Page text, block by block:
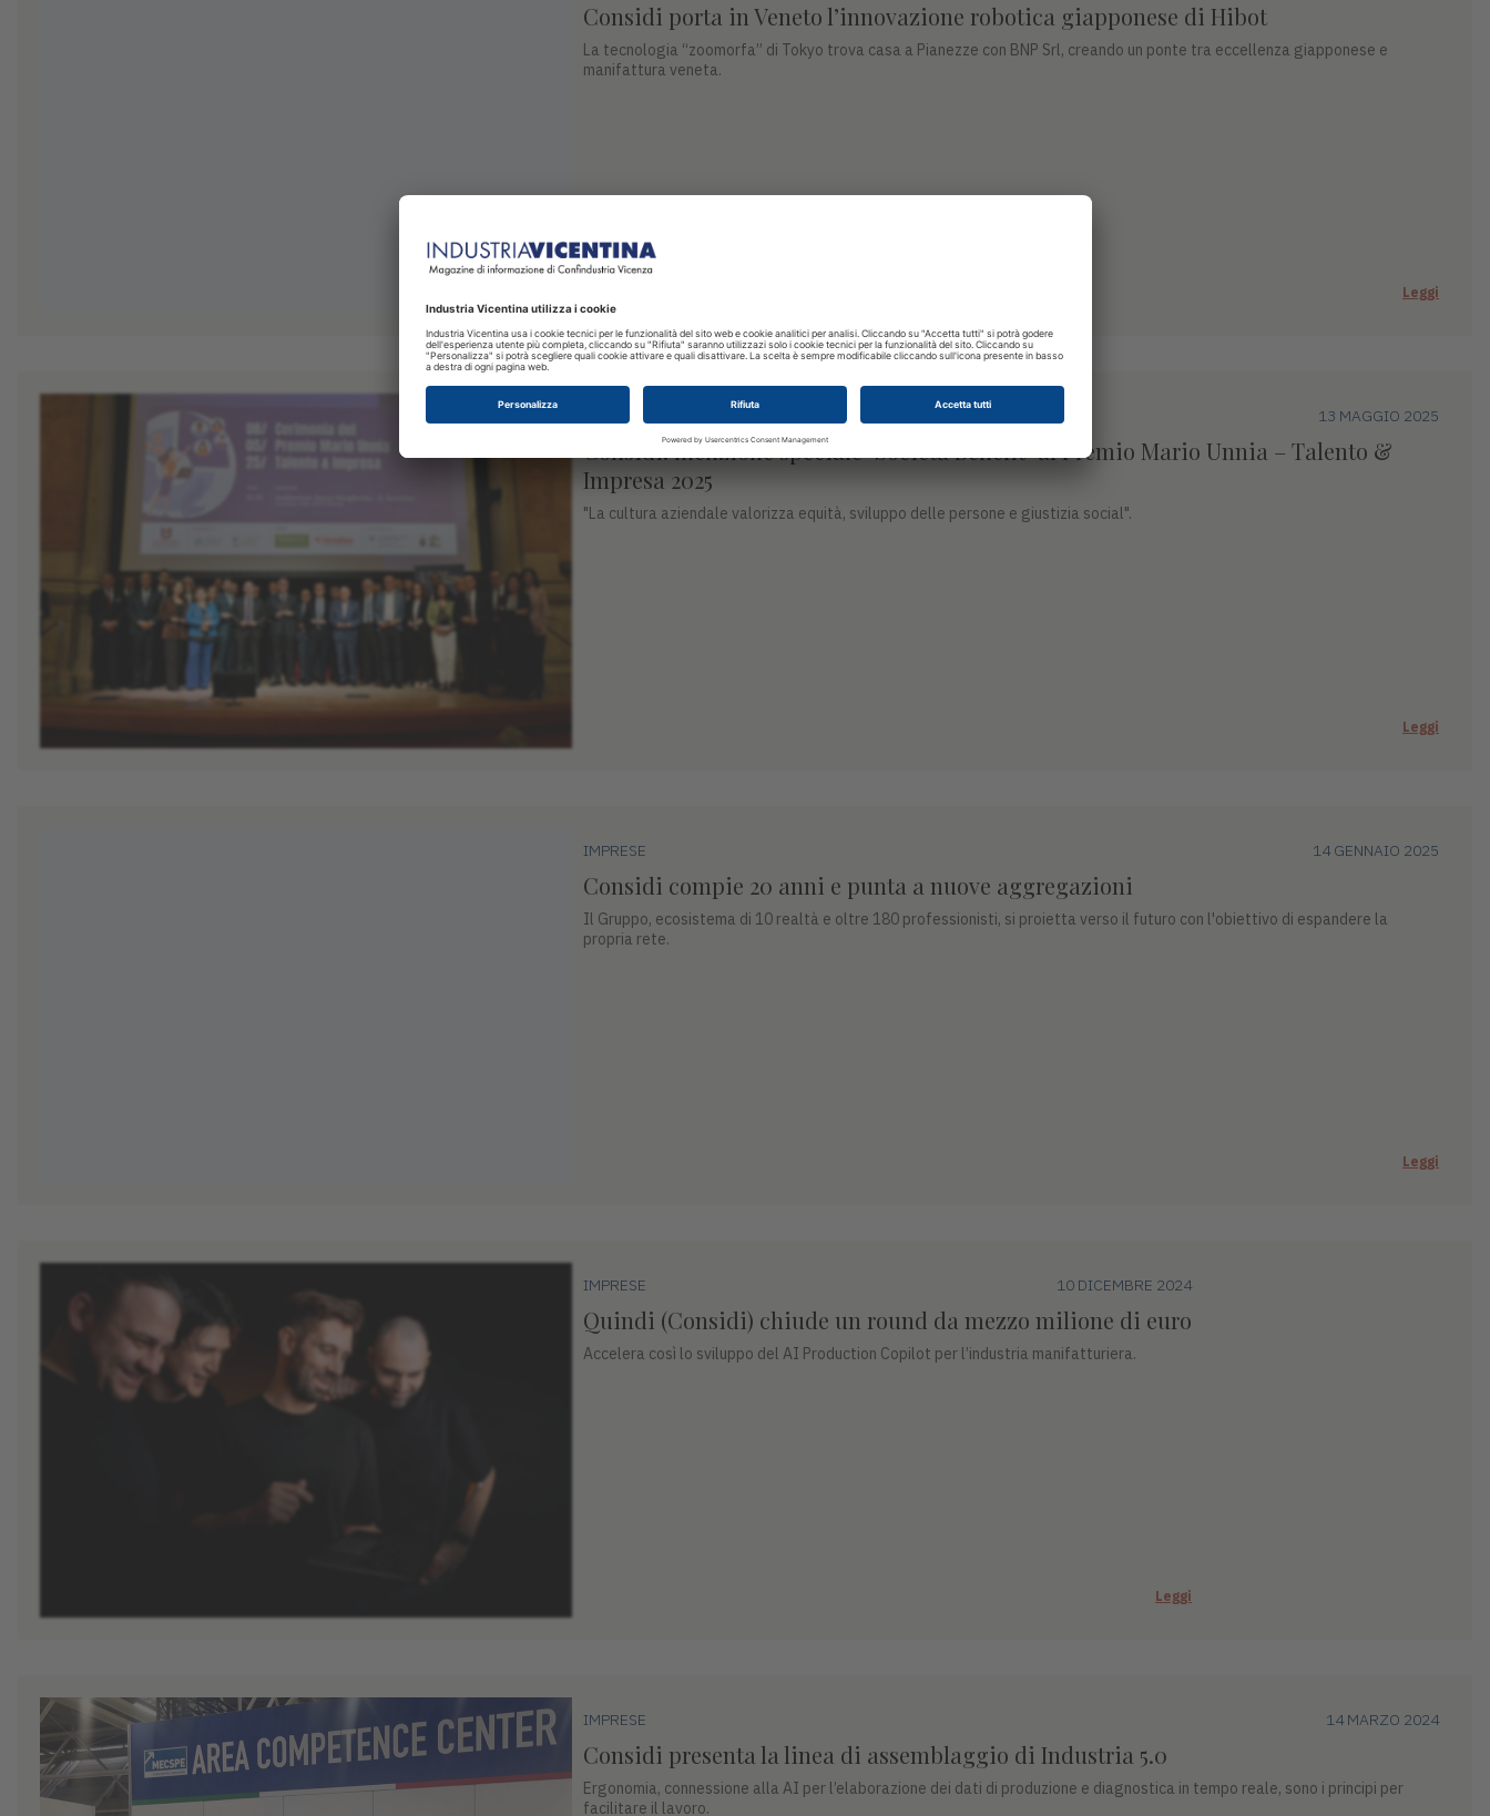
Considi porta in Veneto l’innovazione robotica giapponese di Hibot
La tecnologia “zoomorfa” di Tokyo trova casa a Pianezze con BNP Srl, creando un ponte tra eccellenza giapponese e
manifattura veneta.
Leggi
IMPRESE 13 MAGGIO 2025
Considi: menzione speciale "Società Benefit" al Premio Mario Unnia – Talento &
Impresa 2025
"La cultura aziendale valorizza equità, sviluppo delle persone e giustizia social".
Leggi
IMPRESE 14 GENNAIO 2025
Considi compie 20 anni e punta a nuove aggregazioni
Il Gruppo, ecosistema di 10 realtà e oltre 180 professionisti, si proietta verso il futuro con l'obiettivo di espandere la
propria rete.
Leggi
IMPRESE 10 DICEMBRE 2024
Quindi (Considi) chiude un round da mezzo milione di euro
Accelera così lo sviluppo del AI Production Copilot per l’industria manifatturiera.
Leggi
IMPRESE 14 MARZO 2024
Considi presenta la linea di assemblaggio di Industria 5.0
Ergonomia, connessione alla AI per l’elaborazione dei dati di produzione e diagnostica in tempo reale, sono i principi per
facilitare il lavoro.